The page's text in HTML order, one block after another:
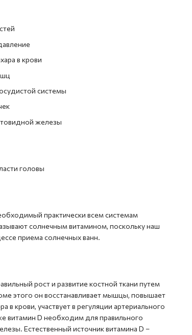
в крови
системы
железы
головы
практически всем системам
солнечным витамином, поскольку наш
приема солнечных ванн.
рост и развитие костной ткани путем
этого он восстанавливает мышцы, повышает
крови, участвует в регуляции артериального
витамин D необходим для правильного
Естественный источник витамина D –